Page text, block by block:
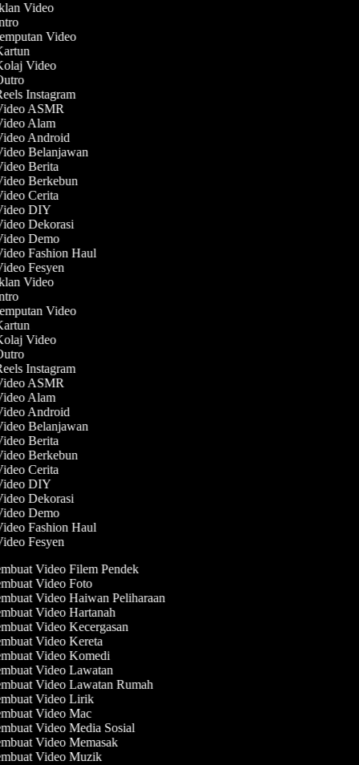
Video
Video
Video
Instagram
ASMR
Alam
Android
Belanjawan
Berita
Berkebun
Cerita
DIY
Dekorasi
Demo
Fashion Haul
Fesyen
Video
Video
Video
Instagram
ASMR
Alam
Android
Belanjawan
Berita
Berkebun
Cerita
DIY
Dekorasi
Demo
Fashion Haul
Fesyen
Video Filem Pendek
Video Foto
Video Haiwan Peliharaan
Video Hartanah
Video Kecergasan
Video Kereta
Video Komedi
Video Lawatan
Video Lawatan Rumah
Video Lirik
Video Mac
Video Media Sosial
Video Memasak
Video Muzik